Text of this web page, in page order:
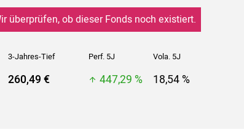
überprüfen, ob dieser Fonds noch existiert.
3-Jahres-Tief Perf. 5J Vola. 5J
260,49 € 447,29 % 18,54 %